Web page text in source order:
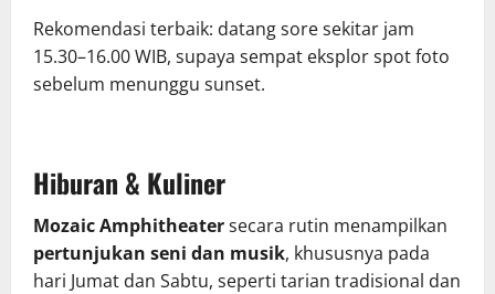
Rekomendasi terbaik: datang sore sekitar jam
15.30–16.00 WIB, supaya sempat eksplor spot foto
sebelum menunggu sunset.
Hiburan & Kuliner
Mozaic Amphitheatersecara rutin menampilkan
pertunjukan seni dan musik, khususnya pada
hari Jumat dan Sabtu, seperti tarian tradisional dan